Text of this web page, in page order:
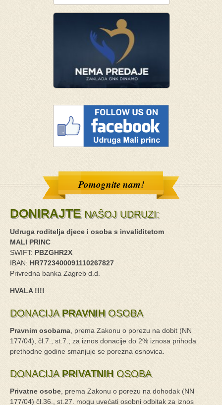
Pomognite nam!
DONIRAJTE NAŠOJ UDRUZI:
Udruga roditelja djece i osoba s invaliditetom
MALI PRINC
SWIFT: PBZGHR2X
IBAN: HR7723400091110267827
Privredna banka Zagreb d.d.
HVALA !!!!
DONACIJA PRAVNIH OSOBA
Pravnim osobama , prema Zakonu o porezu na dobit (NN
177/04), čl.7., st.7., za iznos donacije do 2% iznosa prihoda
prethodne godine smanjuje se porezna osnovica.
DONACIJA PRIVATNIH OSOBA
Privatne osobe , prema Zakonu o porezu na dohodak (NN
177/04) čl.36., st.27. mogu uvećati osobni odbitak za iznos